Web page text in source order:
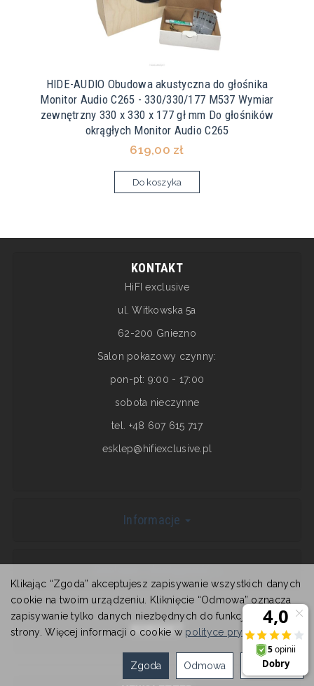
HIDE-AUDIO Obudowa akustyczna do głośnika
Monitor Audio C265 - 330/330/177 M537 Wymiar
zewnętrzny 330 x 330 x 177 gł mm Do głośników
okrągłych Monitor Audio C265
619,00 zł
Do koszyka
KONTAKT
HiFI exclusive
ul. Witkowska 5a
62-200 Gniezno
Salon pokazowy czynny:
pon-pt: 9:00 - 17:00
sobota nieczynne
tel. +48 607 615 717
esklep@hifiexclusive.pl
Informacje
KONTAKT
Klikając “Zgoda” akceptujesz zapisywanie wszystkich danych
cookie na twoim urządzeniu. Kliknięcie “Odmowa” oznacza
zapisywanie tylko danych niezbędnych do funkcjonowania
strony. Więcej informacji o cookie w polityce prywatności.
Ustawienia
Odmowa
Zgoda